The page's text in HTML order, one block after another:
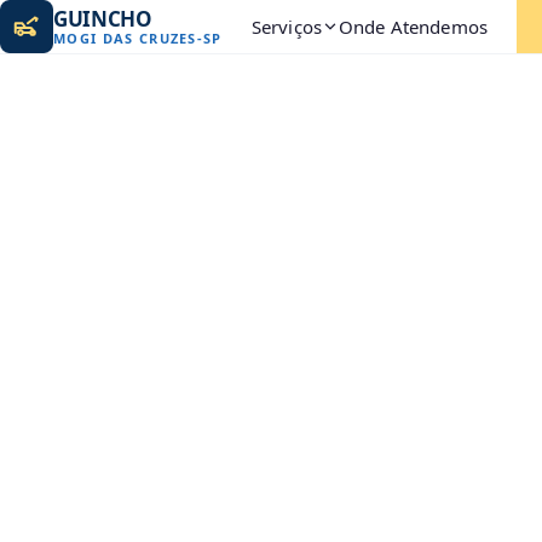
GUINCHO
MOGI DAS CRUZES-SP Serviços Onde Atendemos